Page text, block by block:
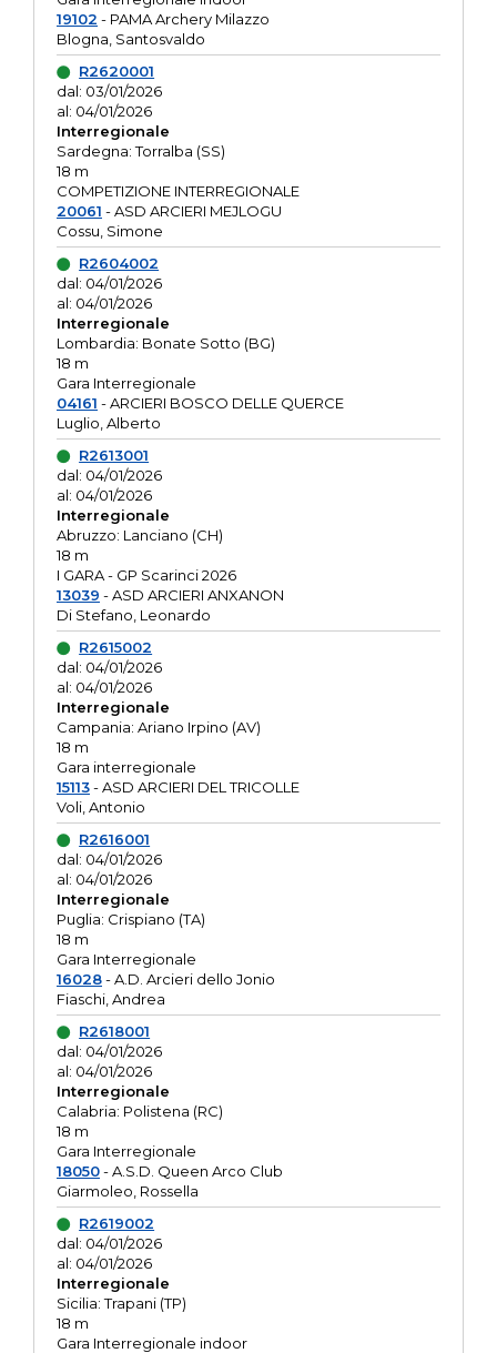
19102 - PAMA Archery Milazzo
Blogna, Santosvaldo
R2620001
dal: 03/01/2026
al: 04/01/2026
Interregionale
Sardegna: Torralba (SS)
18 m
COMPETIZIONE INTERREGIONALE
20061 - ASD ARCIERI MEJLOGU
Cossu, Simone
R2604002
dal: 04/01/2026
al: 04/01/2026
Interregionale
Lombardia: Bonate Sotto (BG)
18 m
Gara Interregionale
04161 - ARCIERI BOSCO DELLE QUERCE
Luglio, Alberto
R2613001
dal: 04/01/2026
al: 04/01/2026
Interregionale
Abruzzo: Lanciano (CH)
18 m
I GARA - GP Scarinci 2026
13039 - ASD ARCIERI ANXANON
Di Stefano, Leonardo
R2615002
dal: 04/01/2026
al: 04/01/2026
Interregionale
Campania: Ariano Irpino (AV)
18 m
Gara interregionale
15113- ASD ARCIERI DEL TRICOLLE
Voli, Antonio
R2616001
dal: 04/01/2026
al: 04/01/2026
Interregionale
Puglia: Crispiano (TA)
18 m
Gara Interregionale
16028- A.D. Arcieri dello Jonio
Fiaschi, Andrea
R2618001
dal: 04/01/2026
al: 04/01/2026
Interregionale
Calabria: Polistena (RC)
18 m
Gara Interregionale
18050- A.S.D. Queen Arco Club
Giarmoleo, Rossella
R2619002
dal: 04/01/2026
al: 04/01/2026
Interregionale
Sicilia: Trapani (TP)
18 m
Gara Interregionale indoor